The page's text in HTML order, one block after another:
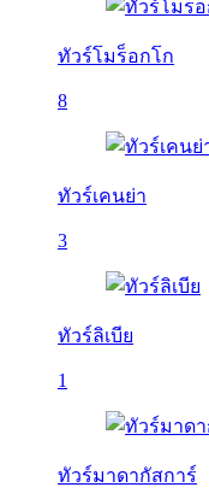
ทัวร์โมร็อกโก
8
ทัวร์เคนย่า
3
ทัวร์ลิเบีย
1
ทัวร์มาดากัสการ์